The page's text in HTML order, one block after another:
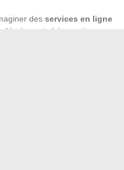
des services en ligne
est clair : conjuguer